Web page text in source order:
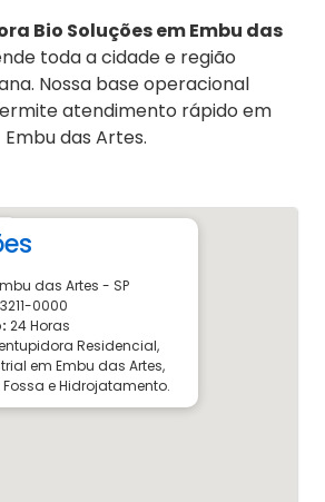
Bio Soluções em Embu das
toda a cidade e região
Nossa base operacional
atendimento rápido em
Embu das Artes.
das Artes - SP
3211-0000
24 Horas
Residencial,
em Embu das Artes,
e Hidrojatamento.